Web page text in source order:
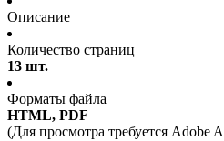
Описание
Количество страниц
13 шт.
Форматы файла
HTML, PDF
(Для просмотра требуется Adobe